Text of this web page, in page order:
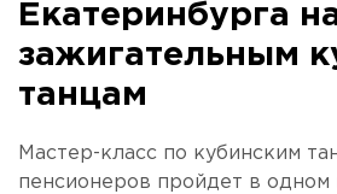
Екатеринбурга
зажигательным
танцам
Мастер-класс по кубинским
пенсионеров пройдет в одном